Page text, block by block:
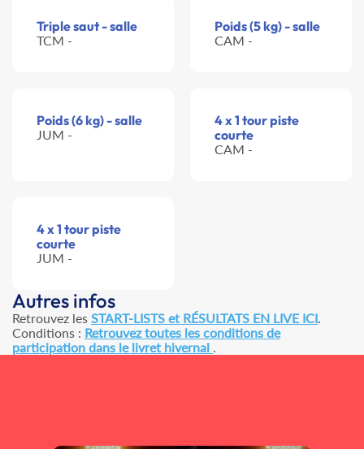
Triple saut - salle
TCM -
Poids (5 kg) - salle
CAM -
Poids (6 kg) - salle
JUM -
4 x 1 tour piste
courte
CAM -
4 x 1 tour piste
courte
JUM -
Autres infos
Retrouvez les START-LISTS et RÉSULTATS EN LIVE ICI.
Conditions : Retrouvez toutes les conditions de
participation dans le livret hivernal .